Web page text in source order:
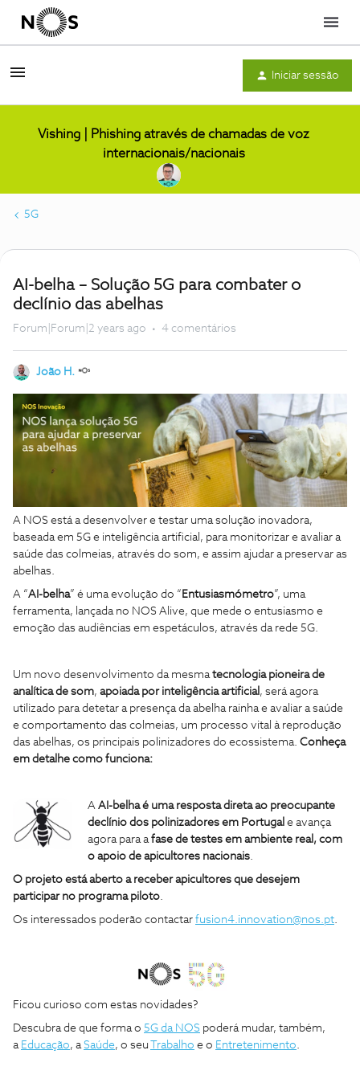
Menu
Iniciar sessão
Vishing | Phishing através de chamadas de voz
internacionais/nacionais
5G
AI-belha – Solução 5G para combater o
declínio das abelhas
Forum|Forum|2 years ago 4 comentários
João H.
A NOS está a desenvolver e testar uma solução inovadora,
baseada em 5G e inteligência artificial, para monitorizar e avaliar a
saúde das colmeias, através do som, e assim ajudar a preservar as
abelhas.
A “AI-belha” é uma evolução do “ Entusiasmómetro”, uma
ferramenta, lançada no NOS Alive, que mede o entusiasmo e
emoção das audiências em espetáculos, através da rede 5G.
Um novo desenvolvimento da mesmatecnologia pioneira de
analítica de som, apoiada por inteligência artificial , será agora
utilizado para detetar a presença da abelha rainha e avaliar a saúde
e comportamento das colmeias, um processo vital à reprodução
das abelhas, os principais polinizadores do ecossistema. Conheça
em detalhe como funciona:
A AI-belha é uma resposta direta ao preocupante
declínio dos polinizadores em Portugal e avança
agora para afase de testes em ambiente real, com
o apoio de apicultores nacionais.
O projeto está aberto a receber apicultores que desejem
participar no programa piloto.
Os interessados poderão contactar fusion4.innovation@nos.pt.
Ficou curioso com estas novidades?
Descubra de que forma o 5G da NOS poderá mudar, também,
a Educação, aSaúde, o seu Trabalho e o Entretenimento.